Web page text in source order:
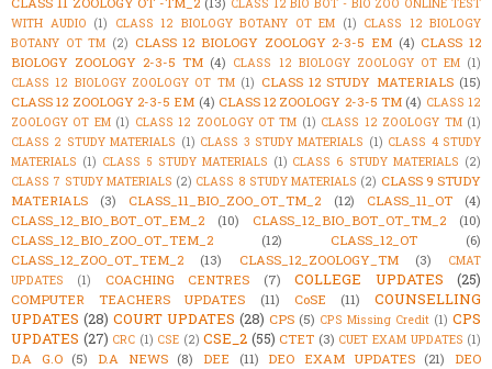
CLASS 12 BIO BOT - BIO ZOO ONLINE TEST
WITH AUDIO (1) CLASS 12 BIOLOGY BOTANY OT EM (1) CLASS 12 BIOLOGY
BOTANY OT TM (2) CLASS 12 BIOLOGY ZOOLOGY 2-3-5 EM (4) CLASS 12
BIOLOGY ZOOLOGY 2-3-5 TM (4) CLASS 12 BIOLOGY ZOOLOGY OT EM (1)
CLASS 12 BIOLOGY ZOOLOGY OT TM (1) CLASS 12 STUDY MATERIALS (15)
CLASS 12 ZOOLOGY 2-3-5 EM (4) CLASS 12 ZOOLOGY 2-3-5 TM (4) CLASS 12
ZOOLOGY OT EM (1) CLASS 12 ZOOLOGY OT TM (1) CLASS 12 ZOOLOGY TM (1)
CLASS 2 STUDY MATERIALS (1) CLASS 3 STUDY MATERIALS (1) CLASS 4 STUDY
MATERIALS (1) CLASS 5 STUDY MATERIALS (1) CLASS 6 STUDY MATERIALS (2)
CLASS 7 STUDY MATERIALS (2) CLASS 8 STUDY MATERIALS (2) CLASS 9 STUDY
MATERIALS
(3) CLASS_11_BIO_ZOO_OT_TM_2 (12) CLASS_11_OT
(4)
CLASS_12_BIO_BOT_OT_EM_2
(10) CLASS_12_BIO_BOT_OT_TM_2
(10)
CLASS_12_BIO_ZOO_OT_TEM_2
(12) CLASS_12_OT
(6)
CLASS_12_ZOO_OT_TEM_2
(13) CLASS_12_ZOOLOGY_TM (3)
CMAT
UPDATES
(1) COACHING CENTRES (7) COLLEGE UPDATES (25)
COMPUTER TEACHERS UPDATES (11) CoSE (11)
COUNSELLING
UPDATES (28) COURT UPDATES (28) CPS (5) CPS Missing Credit (1) CPS
UPDATES (27) CRC (1) CSE (2) CSE_2 (55) CTET (3) CUET EXAM UPDATES (1)
D.A G.O (5) D.A NEWS (8) DEE (11) DEO EXAM UPDATES (21)
DEO